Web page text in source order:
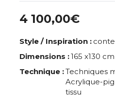
4 100,00€
Style / Inspiration :
Dimensions :165 x130 cm
Technique :Techniques
Acrylique-
tissu